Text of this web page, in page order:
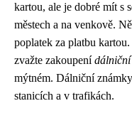
kartou, ale je dobré mít s
městech a na venkově.
poplatek za platbu
zvažte zakoupenídálniční
mýtném. Dálniční
stanicích a v trafikách.